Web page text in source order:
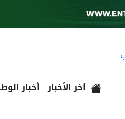
آخر الأخبار أخبار